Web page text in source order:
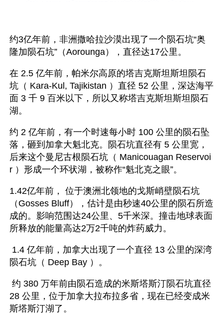
约3亿年前，非洲撒哈拉沙漠出现了一个陨石坑“奥
隆加陨石坑”（Aorounga），直径达17公里。
在 2.5 亿年前，帕米尔高原的塔吉克斯坦斯坦陨石
坑（ Kara-Kul, Tajikistan ）直径 52 公里，深达海平
面 3 千 9 百米以下，所以又称塔吉克斯坦斯坦陨石
湖。
约 2 亿年前，有一个时速每小时 100 公里的陨石坠
落，砸到加拿大魁北克。陨石坑直径有 5 公里宽，
后来这个曼尼古根陨石坑（ Manicouagan Reservoi
r ）形成一个环状湖，被称作“魁北克之眼”。
1.42亿年前， 位于澳洲北领地的戈斯峭壁陨石坑
（Gosses Bluff），估计是由秒速40公里的陨石所造
成的。影响范围达24公里、5千米深。撞击地球表面
所释放的能量高达2万2千吨的炸药威力。
陨石坑（ Deep Bay ）。
28 公里，位于加拿大拉布拉多省，现在已经变成米
斯塔斯汀湖了。